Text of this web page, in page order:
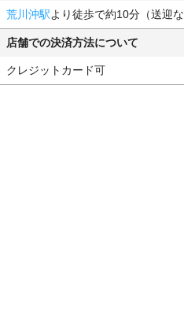
荒川沖駅より徒歩で約10分（送迎な
店舗での決済方法について
クレジットカード可